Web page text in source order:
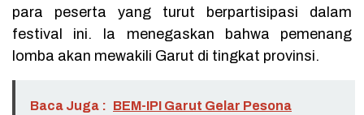
para peserta yang turut berpartisipasi dalam
festival ini. Ia menegaskan bahwa pemenang
lomba akan mewakili Garut di tingkat provinsi.
Baca Juga : BEM-IPI Garut Gelar Pesona